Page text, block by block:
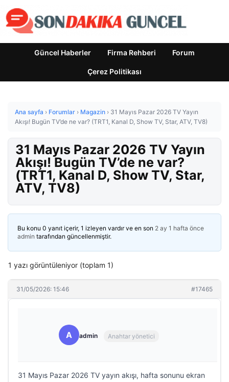
Güncel Haberler Firma Rehberi Forum
Çerez Politikası
Ana sayfa › Forumlar › Magazin › 31 Mayıs Pazar 2026 TV Yayın
Akışı! Bugün TV’de ne var? (TRT1, Kanal D, Show TV, Star, ATV, TV8)
31 Mayıs Pazar 2026 TV Yayın
Akışı! Bugün TV’de ne var?
(TRT1, Kanal D, Show TV, Star,
ATV, TV8)
Bu konu 0 yanıt içerir, 1 izleyen vardır ve en son 2 ay 1 hafta önce
admin tarafından güncellenmiştir.
1 yazı görüntüleniyor (toplam 1)
31/05/2026: 15:46 #17465
A admin Anahtar yönetici
31 Mayıs Pazar 2026 TV yayın akışı, hafta sonunu ekran